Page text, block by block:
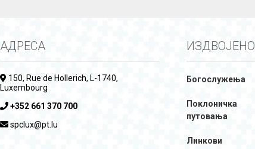
АДРЕСА
150, Rue de Hollerich, L-1740,
Luxembourg
+352 661 370 700
spclux@pt.lu
ИЗДВОЈЕНО
Богослужења
Поклоничка
путовања
Линкови